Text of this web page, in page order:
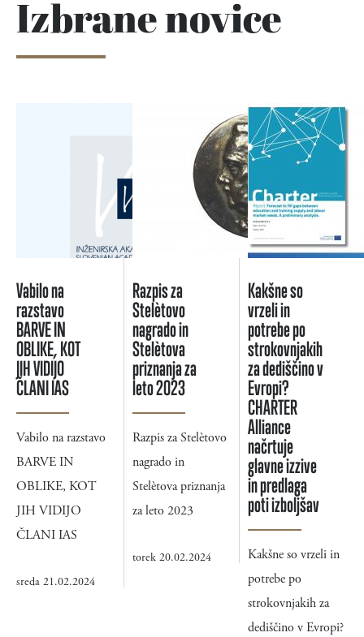
Izbrane novice
Vabilo na
razstavo
BARVE IN
OBLIKE, KOT
JIH VIDIJO
ČLANI IAS
Vabilo na razstavo
BARVE IN
OBLIKE, KOT
JIH VIDIJO
ČLANI IAS
sreda 21.02.2024
Razpis za
Stelètovo
nagrado in
Stelètova
priznanja za
leto 2023
Razpis za Stelètovo
nagrado in
Stelètova priznanja
za leto 2023
torek 20.02.2024
Kakšne so
vrzeli in
potrebe po
strokovnjakih
za dediščino v
Evropi?
CHARTER
Alliance
načrtuje
glavne izzive
in predlaga
poti izboljšav
Kakšne so vrzeli in
potrebe po
strokovnjakih za
dediščino v Evropi?